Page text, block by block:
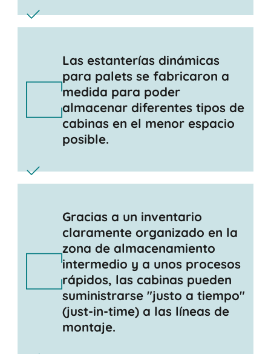
Las estanterías dinámicas
para palets se fabricaron a
medida para poder
almacenar diferentes tipos de
cabinas en el menor espacio
posible.
Gracias a un inventario
claramente organizado en la
zona de almacenamiento
intermedio y a unos procesos
rápidos, las cabinas pueden
suministrarse "justo a tiempo"
(just-in-time) a las líneas de
montaje.